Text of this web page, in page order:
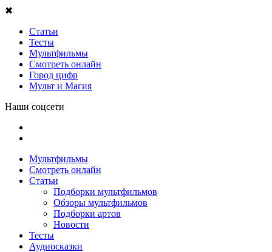
✖
Статьи
Тесты
Мультфильмы
Смотреть онлайн
Город цифр
Мульт и Магия
Наши соцсети
Мультфильмы
Смотреть онлайн
Статьи
Подборки мультфильмов
Обзоры мультфильмов
Подборки артов
Новости
Тесты
Аудиосказки